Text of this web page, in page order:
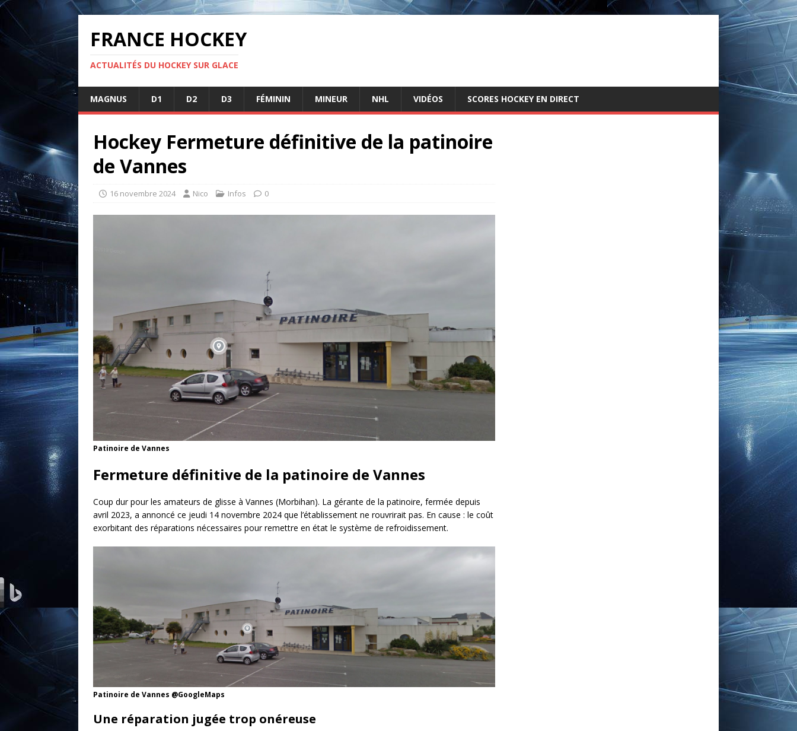
FRANCE HOCKEY
ACTUALITÉS DU HOCKEY SUR GLACE
MAGNUS D1 D2 D3 FÉMININ MINEUR NHL VIDÉOS SCORES HOCKEY EN DIRECT
Hockey Fermeture définitive de la patinoire
de Vannes
16 novembre 2024 Nico Infos 0
Patinoire de Vannes
Fermeture définitive de la patinoire de Vannes
Coup dur pour les amateurs de glisse à Vannes (Morbihan). La gérante de la patinoire, fermée depuis
avril 2023, a annoncé ce jeudi 14 novembre 2024 que l’établissement ne rouvrirait pas. En cause : le coût
exorbitant des réparations nécessaires pour remettre en état le système de refroidissement.
Patinoire de Vannes @GoogleMaps
Une réparation jugée trop onéreuse